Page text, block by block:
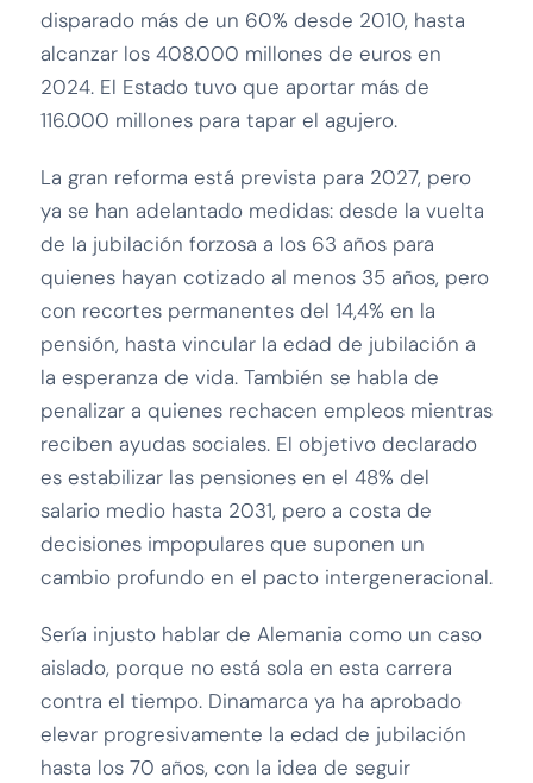
disparado más de un 60% desde 2010, hasta
alcanzar los 408.000 millones de euros en
2024. El Estado tuvo que aportar más de
116.000 millones para tapar el agujero.
La gran reforma está prevista para 2027, pero
ya se han adelantado medidas: desde la vuelta
de la jubilación forzosa a los 63 años para
quienes hayan cotizado al menos 35 años, pero
con recortes permanentes del 14,4% en la
pensión, hasta vincular la edad de jubilación a
la esperanza de vida. También se habla de
penalizar a quienes rechacen empleos mientras
reciben ayudas sociales. El objetivo declarado
es estabilizar las pensiones en el 48% del
salario medio hasta 2031, pero a costa de
decisiones impopulares que suponen un
cambio profundo en el pacto intergeneracional.
Sería injusto hablar de Alemania como un caso
aislado, porque no está sola en esta carrera
contra el tiempo. Dinamarca ya ha aprobado
elevar progresivamente la edad de jubilación
hasta los 70 años, con la idea de seguir